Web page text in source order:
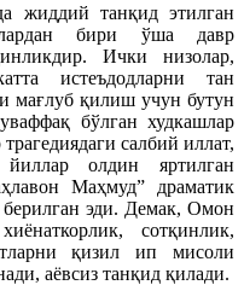
жиддий танқид этилган
бири ўша давр
Ички низолар,
истеъдодларни тан
мағлуб қилиш учун бутун
бўлган худкашлар
салбий иллат,
олдин яртилган
Маҳмуд” драматик
эди. Демак, Омон
сотқинлик,
қизил ип мисоли
аёвсиз танқид қилади.